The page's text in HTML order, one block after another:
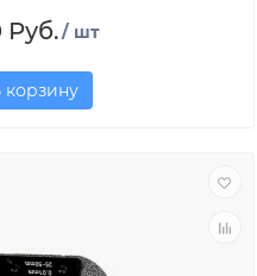
Руб./ шт
корзину